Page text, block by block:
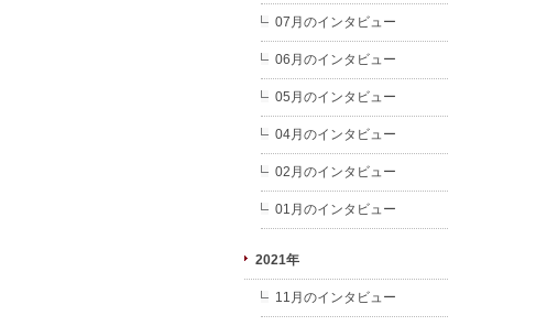
07月のインタビュー
06月のインタビュー
05月のインタビュー
04月のインタビュー
02月のインタビュー
01月のインタビュー
2021年
11月のインタビュー